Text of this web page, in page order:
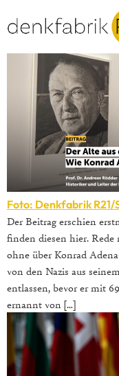
Foto: Denkfabrik
Der Beitrag erschien
finden diesen hier.
ohne über Konrad
von den Nazis aus
entlassen, bevor er mit
ernannt von […]